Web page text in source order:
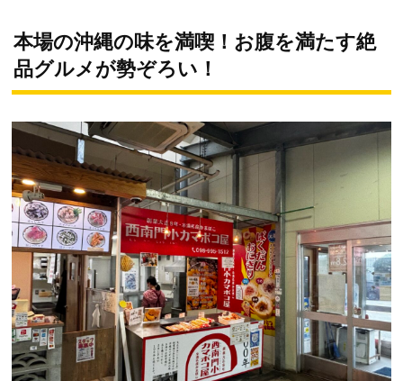
本場の沖縄の味を満喫！お腹を満たす絶
品グルメが勢ぞろい！